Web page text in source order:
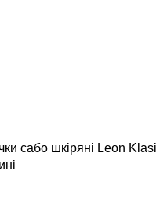
сабо шкіряні Leon